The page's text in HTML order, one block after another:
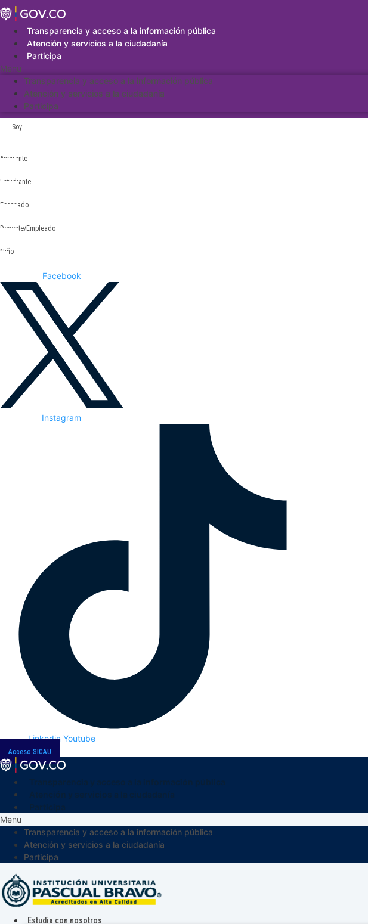
Saltar
al
contenidoTransparencia y acceso a la información pública
Atención y servicios a la ciudadanía
Participa
Menu
Transparencia y acceso a la información pública
Atención y servicios a la ciudadanía
Participa
Soy:
Aspirante
Estudiante
Egresado
Docente/Empleado
Niño
Facebook
Instagram
Linkedin Youtube
Acceso SICAU
Menu
Transparencia y acceso a la información pública
Atención y servicios a la ciudadanía
Participa
Estudia con nosotros